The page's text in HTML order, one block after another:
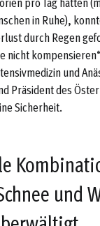
in Ruhe),
durch Regen
nicht
und
Präsident des
Sicherheit.
und